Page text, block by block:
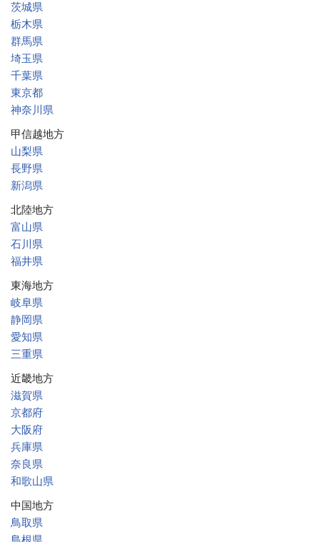
茨城県
栃木県
群馬県
埼玉県
千葉県
東京都
神奈川県
甲信越地方
山梨県
長野県
新潟県
北陸地方
富山県
石川県
福井県
東海地方
岐阜県
静岡県
愛知県
三重県
近畿地方
滋賀県
京都府
大阪府
兵庫県
奈良県
和歌山県
中国地方
鳥取県